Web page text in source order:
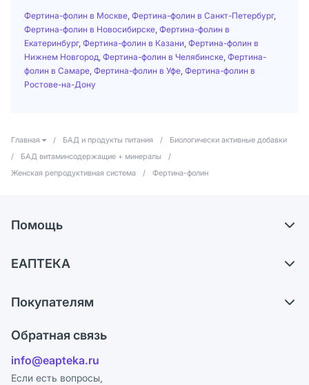
Фертина-фолин в Москве Фертина-фолин в Санкт-Петербург,
Фертина-фолин в Новосибирске Фертина-фолин в
Екатеринбург, Фертина-фолин в Казани Фертина-фолин в
Нижнем Новгород Фертина-фолин в Челябинске Фертина-
фолин в Самаре Фертина-фолин в Уфе Фертина-фолин в
Ростове-на-Дону
Главная / БАД и продукты питания /
Биологически активные добавки
/
БАД витаминсодержащие + минералы
/
Женская репродуктивная система
/ Фертина-фолин
Помощь
Обмен и возврат
Блог
ЕАПТЕКА
Карьера
Поставщики
Лицензия
Реклама на сайте
Покупателям
Программа СберСпасибо
Обратная связь
info@eapteka.ru
Если есть вопросы,